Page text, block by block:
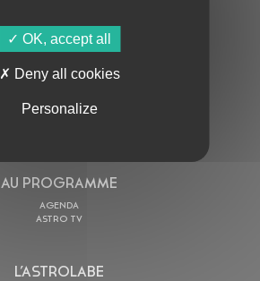
AU PROGRAMME
AGENDA
ASTRO TV
L’ASTROLABE
OK, accept all
Deny all cookies
Personalize